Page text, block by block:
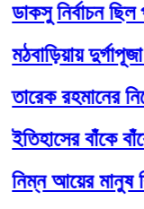
নির্বাচন ছিল
দুর্গাপূজা
রহমানের
বাঁকে বাঁকে
আয়ের মানুষ বিপদে